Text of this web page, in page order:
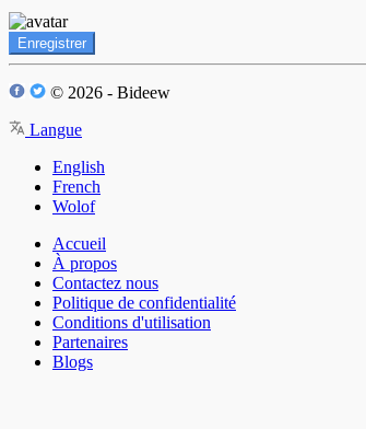
Enregistrer
© 2026 - Bideew
Langue
English
French
Wolof
Accueil
À propos
Contactez nous
Politique de confidentialité
Conditions d'utilisation
Partenaires
Blogs